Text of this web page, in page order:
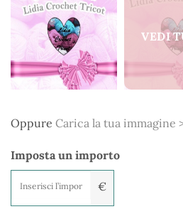
Oppure Carica la tua immagine
Imposta un importo
€